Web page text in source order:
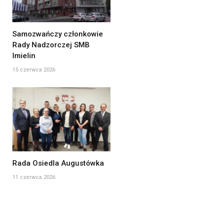
Samozwańczy członkowie
Rady Nadzorczej SMB
Imielin
15 czerwca 2026
Rada Osiedla Augustówka
11 czerwca 2026